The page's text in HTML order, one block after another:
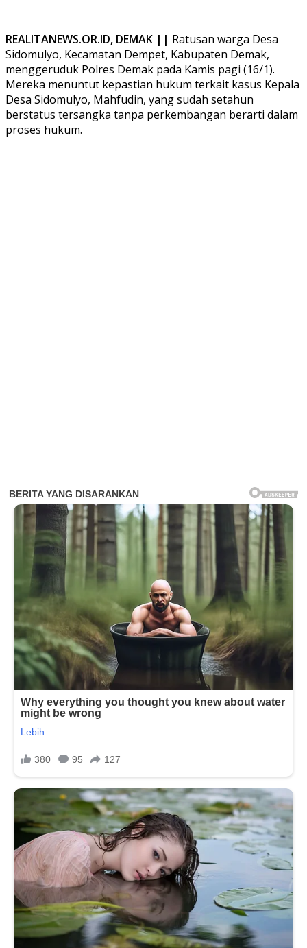
REALITANEWS.OR.ID, DEMAK || Ratusan warga Desa
Sidomulyo, Kecamatan Dempet, Kabupaten Demak,
menggeruduk Polres Demak pada Kamis pagi (16/1).
Mereka menuntut kepastian hukum terkait kasus Kepala
Desa Sidomulyo, Mahfudin, yang sudah setahun
berstatus tersangka tanpa perkembangan berarti dalam
proses hukum.